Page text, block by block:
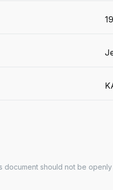
document should not be